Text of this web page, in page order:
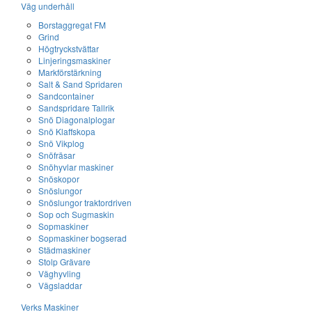
Väg underhåll
Borstaggregat FM
Grind
Högtryckstvättar
Linjeringsmaskiner
Markförstärkning
Salt & Sand Spridaren
Sandcontainer
Sandspridare Tallrik
Snö Diagonalplogar
Snö Klaffskopa
Snö Vikplog
Snöfräsar
Snöhyvlar maskiner
Snöskopor
Snöslungor
Snöslungor traktordriven
Sop och Sugmaskin
Sopmaskiner
Sopmaskiner bogserad
Städmaskiner
Stolp Grävare
Väghyvling
Vägsladdar
Verks Maskiner